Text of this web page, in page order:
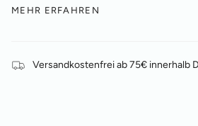
MEHR ERFAHREN
Versandkostenfrei ab 75€ innerhalb